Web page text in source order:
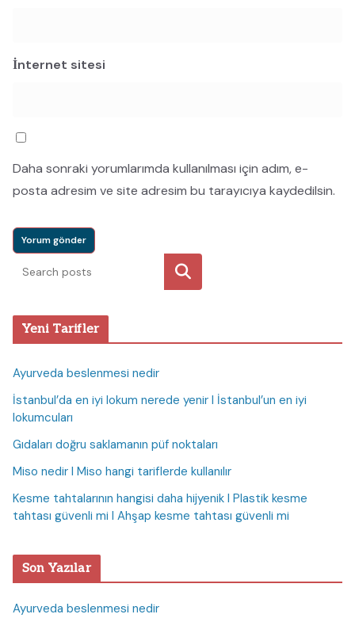
İnternet sitesi
Daha sonraki yorumlarımda kullanılması için adım, e-
posta adresim ve site adresim bu tarayıcıya kaydedilsin.
Ara
Yeni Tarifler
Ayurveda beslenmesi nedir
İstanbul’da en iyi lokum nerede yenir I İstanbul’un en iyi
lokumcuları
Gıdaları doğru saklamanın püf noktaları
Miso nedir I Miso hangi tariflerde kullanılır
Kesme tahtalarının hangisi daha hijyenik I Plastik kesme
tahtası güvenli mi I Ahşap kesme tahtası güvenli mi
Son Yazılar
Ayurveda beslenmesi nedir